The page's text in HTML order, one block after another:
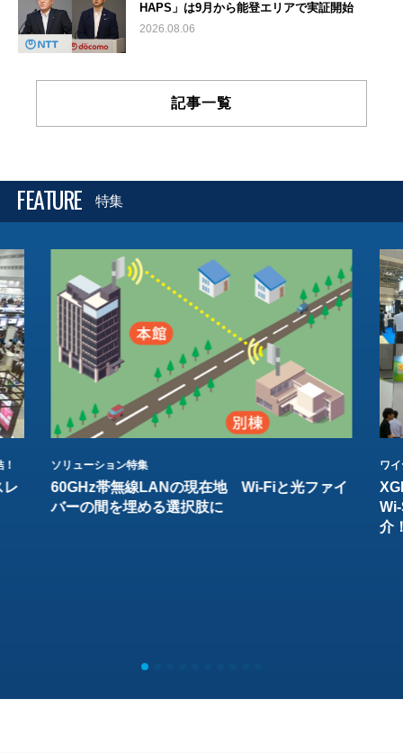
HAPS」は9月から能登エリアで実証開始
2026.08.06
記事一覧
FEATURE 特集
レ
ソリューション特集
60GHz帯無線LANの現在地 Wi-Fiと光ファイ
バーの間を埋める選択肢に
ワ
介